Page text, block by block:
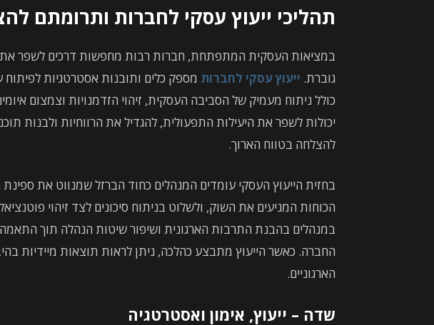
תהליכי ייעוץ עסקי לחברות ותרומתם
במציאות העסקית המתפתחת, חברות רבות מחפשות דרכים לשפר את
גוברת. ייעוץ עסקי לחברות מספק כלים ותובנות אסטרטגיות לפיתוח
כולל ניתוח מעמיק של הסביבה העסקית, זיהוי הזדמנויות וצמצום
יכולות לשפר את היעילות התפעולית, להגדיל את הרווחיות ולבנות
להצלחה בטווח הארוך.
בחזית הייעוץ העסקי עומדים המנהלים כחוד הברזל שמנווט את
הכוחות המניעים את השוק, ולשלוט בניתוח סיכונים לצד זיהוי
במנהלים בהבנת התרבות הארגונית ושיפור שיטות הנהלה תוך התאמה
החברה. כאשר הייעוץ מתבצע כהלכה, ניתן לראות תוצאות מיידיות
הארגוניים.
שדה – ייעוץ, אימון ואסטרטגיה